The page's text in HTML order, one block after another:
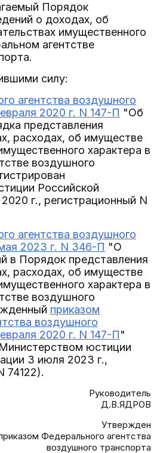
Порядок
о доходах, об
имущественного
агентстве
силу:
агентства воздушного
2020 г. N 147-П "Об
представления
расходах, об имуществе
характера в
воздушного
Российской
г., регистрационный N
агентства воздушного
2023 г. N 346-П "О
в Порядок представления
расходах, об имуществе
характера в
воздушного
приказом
воздушного
2020 г. N 147-П"
юстиции
3 июля 2023 г.,
74122).
Руководитель
Д.В.ЯДРОВ
Утвержден
Федерального агентства
воздушного транспорта